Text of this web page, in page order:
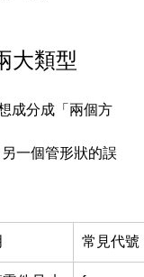
大類型
成分成「兩個方
一個管形狀的誤
常見代號